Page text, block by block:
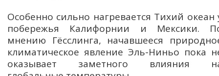
Особенно сильно нагревается Тихий океан
побережья Калифорнии и Мексики.
мнению Гёсслинга, начавшееся
климатическое явление Эль-Ниньо пока
оказывает заметного влияния